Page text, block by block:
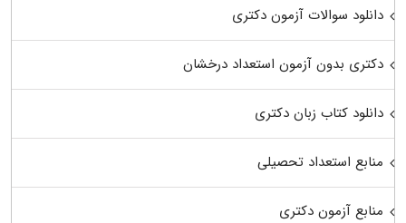
دانلود سوالات آزمون دکتری
دکتری بدون آزمون استعداد درخشان
دانلود کتاب زبان دکتری
منابع استعداد تحصیلی
منابع آزمون دکتری